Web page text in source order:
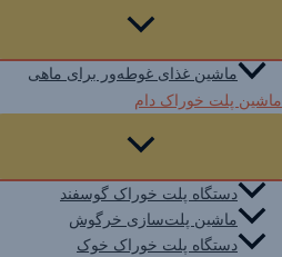
ماشین غذای غوطه‌ور برای ماهی
ماشین پلت خوراک دام
دستگاه پلت خوراک گوسفند
ماشین پلت‌سازی خرگوش
دستگاه پلت خوراک خوک